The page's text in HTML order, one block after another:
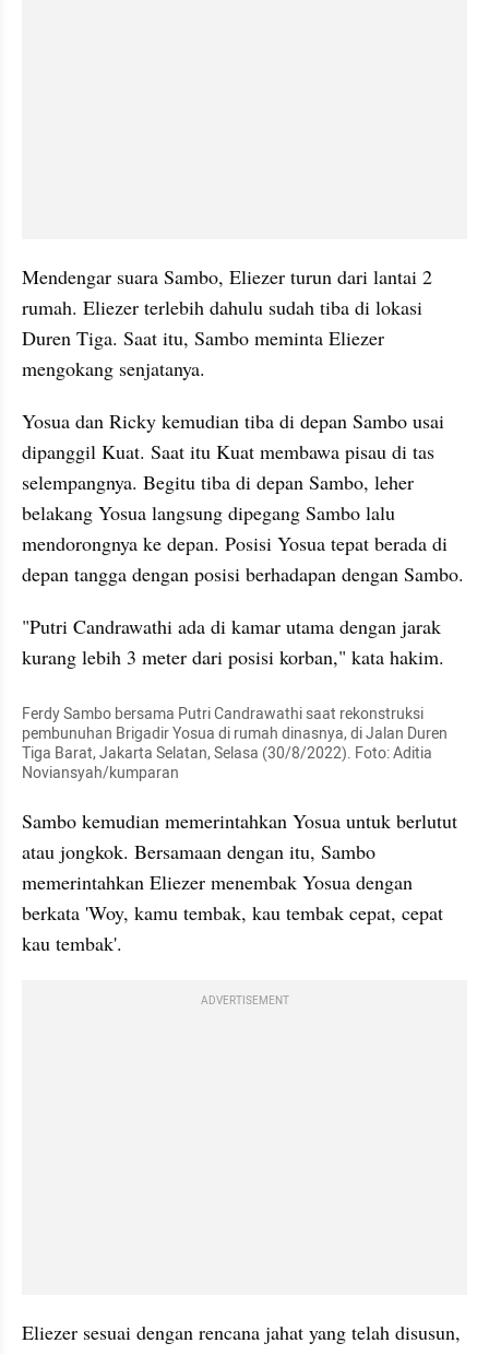
Mendengar suara Sambo, Eliezer turun dari lantai 2
rumah. Eliezer terlebih dahulu sudah tiba di lokasi
Duren Tiga. Saat itu, Sambo meminta Eliezer
mengokang senjatanya.
Yosua dan Ricky kemudian tiba di depan Sambo usai
dipanggil Kuat. Saat itu Kuat membawa pisau di tas
selempangnya. Begitu tiba di depan Sambo, leher
belakang Yosua langsung dipegang Sambo lalu
mendorongnya ke depan. Posisi Yosua tepat berada di
depan tangga dengan posisi berhadapan dengan Sambo.
"Putri Candrawathi ada di kamar utama dengan jarak
kurang lebih 3 meter dari posisi korban," kata hakim.
Ferdy Sambo bersama Putri Candrawathi saat rekonstruksi
pembunuhan Brigadir Yosua di rumah dinasnya, di Jalan Duren
Tiga Barat, Jakarta Selatan, Selasa (30/8/2022). Foto: Aditia
Noviansyah/kumparan
Sambo kemudian memerintahkan Yosua untuk berlutut
atau jongkok. Bersamaan dengan itu, Sambo
memerintahkan Eliezer menembak Yosua dengan
berkata 'Woy, kamu tembak, kau tembak cepat, cepat
kau tembak'.
ADVERTISEMENT
Eliezer sesuai dengan rencana jahat yang telah disusun,